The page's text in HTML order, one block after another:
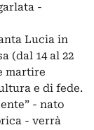
-
Lucia in
(dal 14 al 22
martire
e di fede.
- nato
- verrà